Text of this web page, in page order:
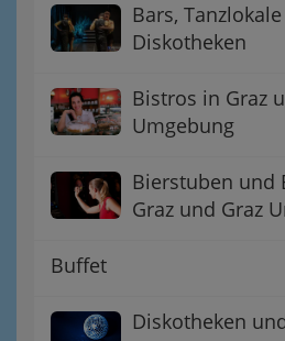
Bars,
Diskotheken
Bistros in Graz
Umgebung
Bierstuben und
Graz und Graz
Buffet
Diskotheken